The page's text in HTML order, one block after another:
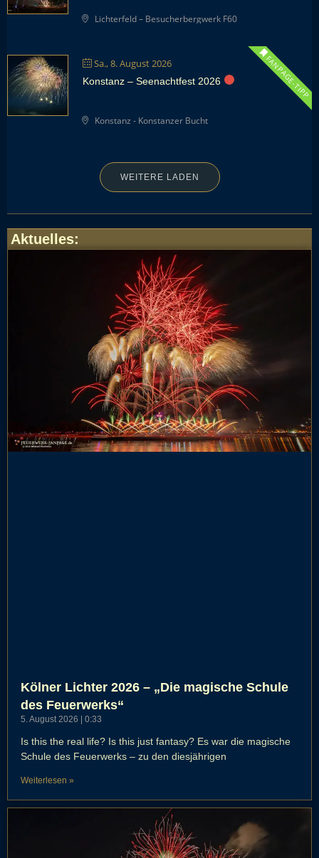
Lichterfeld – Besucherbergwerk F60
Sa., 8. August 2026 FANPAGE-TIPP
Konstanz – Seenachtfest 2026
Konstanz - Konstanzer Bucht
WEITERE LADEN
Aktuelles:
Kölner Lichter 2026 – „Die magische Schule
des Feuerwerks“
5. August 2026 0:33
Is this the real life? Is this just fantasy? Es war die magische
Schule des Feuerwerks – zu den diesjährigen
Weiterlesen »